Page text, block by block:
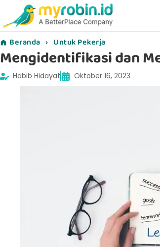
Beranda › Untuk Pekerja
Mengidentifikasi dan
Habib Hidayat Oktober 16, 2023